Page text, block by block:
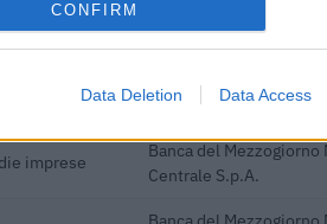
CONFIRM
Data Deletion Data Access
imprese
Centrale S.p.A.
- legge 30
INPS
imprese
Banca del
Centrale S.p.A.